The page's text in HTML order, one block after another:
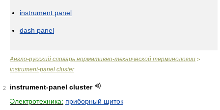
instrument panel
dash panel
Англо-русский словарь нормативно-технической терминологии >
instrument-panel cluster
2
instrument-panel cluster
Электротехника: приборный щиток